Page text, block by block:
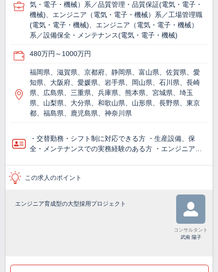
気・電子・機械）系／品質管理・品質保証(電気・電子・
機械)、エンジニア（電気・電子・機械）系／工場管理職
(電気・電子・機械)、エンジニア（電気・電子・機械）
系／設備保全・メンテナンス(電気・電子・機械)
480万円～1000万円
福岡県、滋賀県、京都府、静岡県、富山県、佐賀県、愛
知県、大阪府、愛媛県、岩手県、岡山県、石川県、長崎
県、広島県、三重県、兵庫県、熊本県、宮城県、埼玉
県、山梨県、大分県、和歌山県、山形県、長野県、東京
都、福島県、鹿児島県、神奈川県
・交替勤務・シフト制に対応できる方 ・生産設備、保
全・メンテナンスでの実務経験のある方 ・エンジニア…
この求人のポイント
エンジニア育成型の大型採用プロジェクト
コンサルタント
武南 陽子